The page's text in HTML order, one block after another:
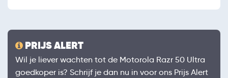
PRIJS ALERT
Wil je liever wachten tot de Motorola Razr 50 Ultra
goedkoper is? Schrijf je dan nu in voor ons Prijs Alert